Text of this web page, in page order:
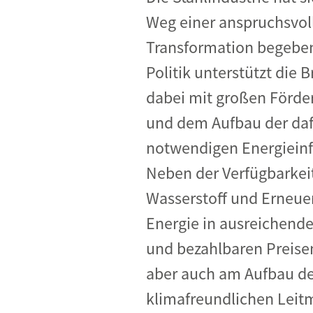
Industrietransformation
Klimafinanzierung
Wirtschaft, Finanzen &
Sustainable Finance
Unternehmensverantwortung
Globaler Handel
Ressourcen &
Weg einer
Transformation
Politik unterstützt die
dabei mit großen
und dem Aufbau der
notwendigen
Neben der
Wasserstoff und
Energie in
und bezahlbaren
aber auch am Aufbau
klimafreundlichen